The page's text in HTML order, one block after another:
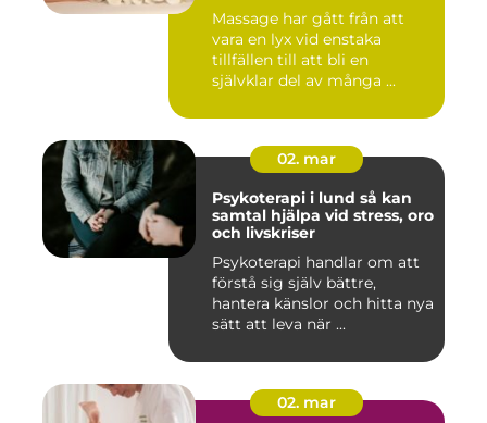
Massage har gått från att
vara en lyx vid enstaka
tillfällen till att bli en
självklar del av många ...
02. mar
Psykoterapi i lund så kan
samtal hjälpa vid stress, oro
och livskriser
Psykoterapi handlar om att
förstå sig själv bättre,
hantera känslor och hitta nya
sätt att leva när ...
02. mar